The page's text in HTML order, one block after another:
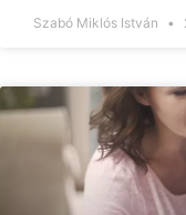
Szabó Miklós István